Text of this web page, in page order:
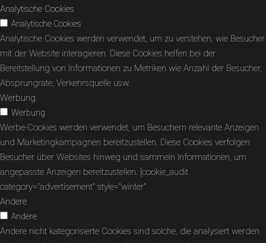
Analytische Cookies
Analytische Cookies
Analytische Cookies werden verwendet, um zu verstehen, wie Besucher
mit der Website interagieren. Diese Cookies helfen bei der
Bereitstellung von Informationen zu Metriken wie Anzahl der Besucher,
Absprungrate, Verkehrsquelle usw.
Werbung
Werbung
Werbe-Cookies werden verwendet, um Besuchern relevante Anzeigen
und Marketingkampagnen bereitzustellen. Diese Cookies verfolgen
Besucher über Websites hinweg und sammeln Informationen, um
angepasste Anzeigen bereitzustellen. [cookie_audit
category="advertisement" style="winter"
Andere
Andere
Andere nicht kategorisierte Cookies sind solche, die analysiert werden